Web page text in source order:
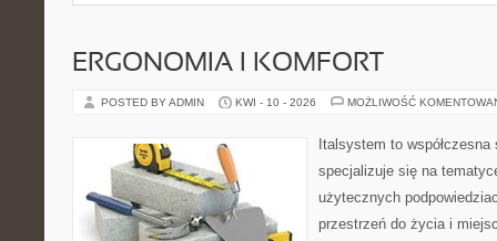
ERGONOMIA I KOMFORT
POSTED BY ADMIN KWI - 10 - 2026 MOŻLIWOŚĆ
Italsystem to
specjalizuje się na
użytecznych
przestrzeń do życia i